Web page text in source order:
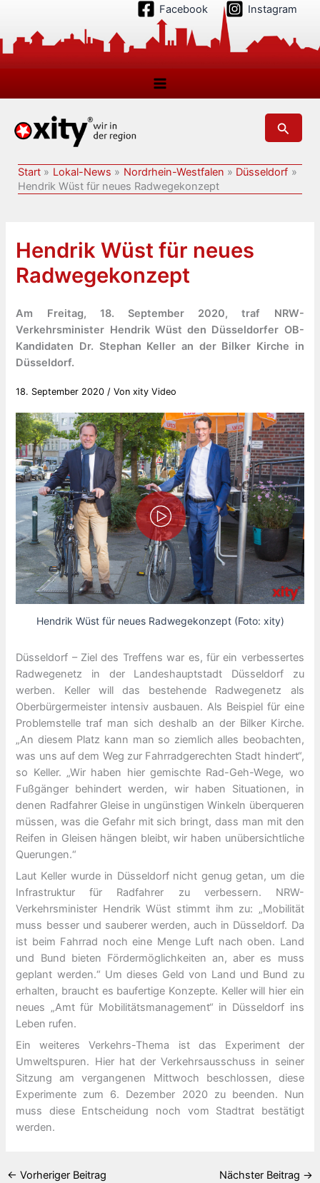
springen
Facebook Instagram
Suchen
Start Lokal-News Nordrhein-Westfalen
Düsseldorf
Hendrik Wüst für neues Radwegekonzept
Hendrik Wüst für neues
Radwegekonzept
Am Freitag, 18. September 2020, traf NRW-
Verkehrsminister Hendrik Wüst den Düsseldorfer OB-
Kandidaten Dr. Stephan Keller an der Bilker Kirche in
Düsseldorf.
18. September 2020 / Vonxity Video
Hendrik Wüst für neues Radwegekonzept (Foto: xity)
Düsseldorf – Ziel des Treffens war es, für ein verbessertes
Radwegenetz in der Landeshauptstadt Düsseldorf zu
werben. Keller will das bestehende Radwegenetz als
Oberbürgermeister intensiv ausbauen. Als Beispiel für eine
Problemstelle traf man sich deshalb an der Bilker Kirche.
„An diesem Platz kann man so ziemlich alles beobachten,
was uns auf dem Weg zur Fahrradgerechten Stadt hindert“,
so Keller. „Wir haben hier gemischte Rad-Geh-Wege, wo
Fußgänger behindert werden, wir haben Situationen, in
denen Radfahrer Gleise in ungünstigen Winkeln überqueren
müssen, was die Gefahr mit sich bringt, dass man mit den
Reifen in Gleisen hängen bleibt, wir haben unübersichtliche
Querungen.“
Laut Keller wurde in Düsseldorf nicht genug getan, um die
Infrastruktur für Radfahrer zu verbessern. NRW-
Verkehrsminister Hendrik Wüst stimmt ihm zu: „Mobilität
muss besser und sauberer werden, auch in Düsseldorf. Da
ist beim Fahrrad noch eine Menge Luft nach oben. Land
und Bund bieten Fördermöglichkeiten an, aber es muss
geplant werden.“ Um dieses Geld von Land und Bund zu
erhalten, braucht es baufertige Konzepte. Keller will hier ein
neues „Amt für Mobilitätsmanagement“ in Düsseldorf ins
Leben rufen.
Ein weiteres Verkehrs-Thema ist das Experiment der
Umweltspuren. Hier hat der Verkehrsausschuss in seiner
Sitzung am vergangenen Mittwoch beschlossen, diese
Experimente zum 6. Dezember 2020 zu beenden. Nun
muss diese Entscheidung noch vom Stadtrat bestätigt
werden.
← Vorheriger Beitrag Nächster Beitrag →